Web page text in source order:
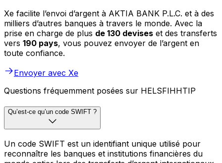
Xe facilite l’envoi d’argent à AKTIA BANK P.L.C. et à des
milliers d’autres banques à travers le monde. Avec la
prise en charge de plus de 130 devises et des transferts
vers 190 pays, vous pouvez envoyer de l’argent en
toute confiance.
Envoyer avec Xe
Questions fréquemment posées sur HELSFIHHTIP
Qu’est-ce qu’un code SWIFT ?
Un code SWIFT est un identifiant unique utilisé pour
reconnaître les banques et institutions financières du